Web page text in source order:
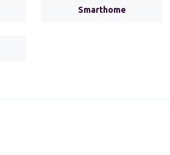
Smarthome